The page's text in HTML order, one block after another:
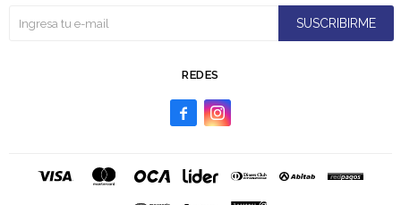
REDES
 
SUSCRIBIRME